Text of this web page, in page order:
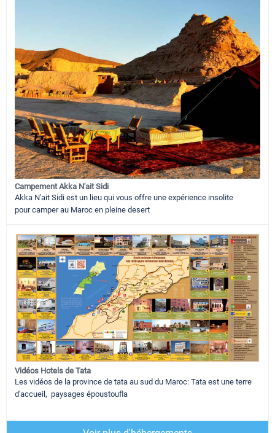
Campement Akka N'ait Sidi
Akka N'ait Sidi est un lieu qui vous offre une expérience insolite
pour camper au Maroc en pleine desert
Vidéos Hotels de Tata
Les vidéos de la province de tata au sud du Maroc: Tata est une terre
d'accueil, paysages époustoufla